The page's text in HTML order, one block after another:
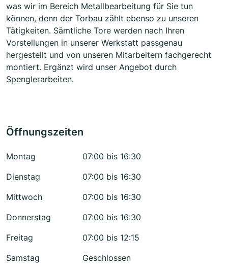
was wir im Bereich Metallbearbeitung für Sie tun
können, denn der Torbau zählt ebenso zu unseren
Tätigkeiten. Sämtliche Tore werden nach Ihren
Vorstellungen in unserer Werkstatt passgenau
hergestellt und von unseren Mitarbeitern fachgerecht
montiert. Ergänzt wird unser Angebot durch
Spenglerarbeiten.
Öffnungszeiten
Montag
07:00 bis 16:30
Dienstag
07:00 bis 16:30
Mittwoch
07:00 bis 16:30
Donnerstag
07:00 bis 16:30
Freitag
07:00 bis 12:15
Samstag
Geschlossen